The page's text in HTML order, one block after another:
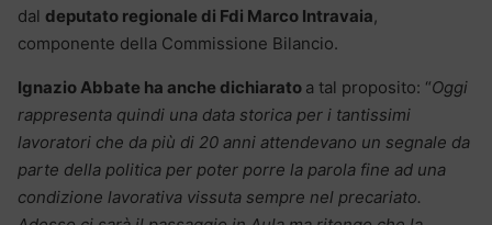
dal deputato regionale di Fdi Marco Intravaia,
componente della Commissione Bilancio.
Ignazio Abbate ha anche dichiarato a tal proposito: “Oggi
rappresenta quindi una data storica per i tantissimi
lavoratori che da più di 20 anni attendevano un segnale da
parte della politica per poter porre la parola fine ad una
condizione lavorativa vissuta sempre nel precariato.